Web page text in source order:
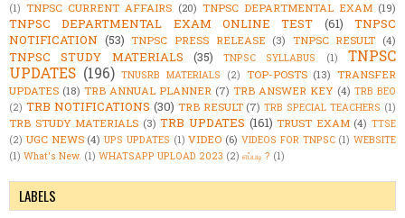
(1) TNPSC CURRENT AFFAIRS (20) TNPSC DEPARTMENTAL EXAM (19)
TNPSC DEPARTMENTAL EXAM ONLINE TEST (61)
TNPSC
NOTIFICATION (53) TNPSC PRESS RELEASE (3) TNPSC RESULT (4)
TNPSC STUDY MATERIALS (35) TNPSC SYLLABUS (1)
TNPSC
UPDATES (196) TNUSRB MATERIALS (2) TOP-POSTS (13) TRANSFER
UPDATES (18) TRB ANNUAL PLANNER (7) TRB ANSWER KEY (4) TRB BEO
(2) TRB NOTIFICATIONS (30) TRB RESULT (7) TRB SPECIAL TEACHERS (1)
TRB STUDY MATERIALS (3) TRB UPDATES (161) TRUST EXAM (4) TTSE
(2) UGC NEWS (4) UPS UPDATES (1) VIDEO (6) VIDEOS FOR TNPSC (1) WEBSITE
(1) What's New. (1) WHATSAPP UPLOAD 2023 (2) எப்படி ? (1)
LABELS